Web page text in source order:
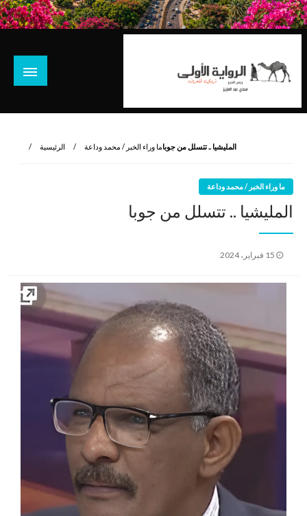
نروي لتعرف
الرئيسية ما وراء الخبر / محمد وداعةالمليشيا .. تتسلل من جوبا
ما وراء الخبر / محمد وداعة
المليشيا .. تتسلل من جوبا
نُشر
15 فبراير، 2024